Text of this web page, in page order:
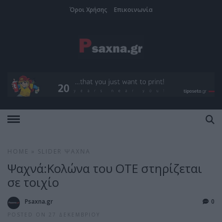
Όροι Χρήσης Επικοινωνία
HOME SLIDER ΨΑΧΝΆ
Ψαχνά:Κολώνα του ΟΤΕ στηρίζεται
σε τοιχίο
Psaxna.gr
POSTED ON 27 ΔΕΚΕΜΒΡΊΟΥ
0